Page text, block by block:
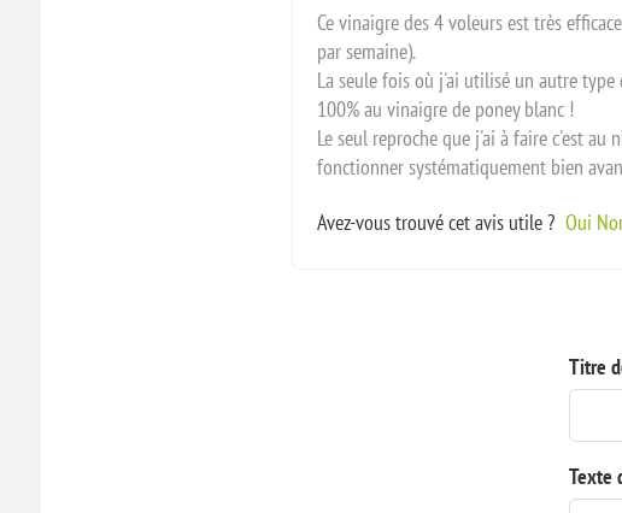
Ce vinaigre des 4 voleurs est très
par semaine).
La seule fois où j'ai utilisé un autre
100% au vinaigre de poney blanc !
Le seul reproche que j'ai à faire c'est
fonctionner systématiquement bien
Avez-vous trouvé cet avis utile ? Oui
Titre
Texte